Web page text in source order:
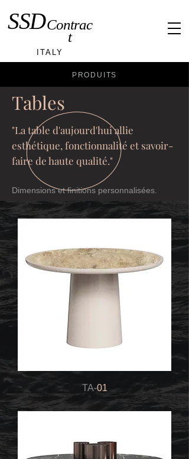
SSDContrac
t
ITALY
PRODUITS
Tables
"La table d'aujourd'hui allie
esthétique, fonctionnalité et savoir-
faire de haute qualité."
Dimensions et finitions personnalisées.
TA-01